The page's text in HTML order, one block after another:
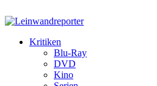
Kritiken
Blu-Ray
DVD
Kino